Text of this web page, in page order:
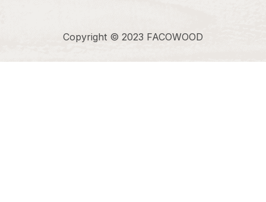
Copyright © 2023 FACOWOOD